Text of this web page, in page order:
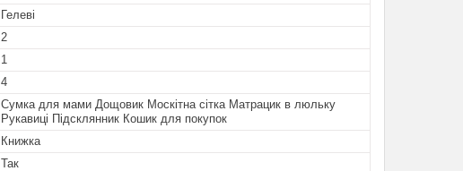
Гелеві
2
1
4
Сумка для мами Дощовик Москітна сітка Матрацик в люльку
Рукавиці Підсклянник Кошик для покупок
Книжка
Так